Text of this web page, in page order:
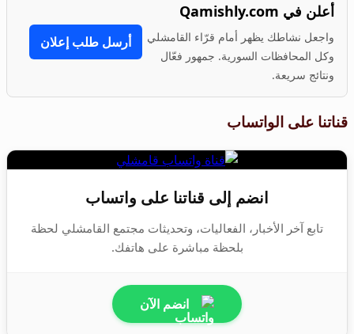
أعلن في Qamishly.com
واجعل نشاطك يظهر أمام قرّاء القامشلي
وكل المحافظات السورية. جمهور فعّال
ونتائج سريعة.
أرسل طلب إعلان
قناتنا على الواتساب
انضم إلى قناتنا على واتساب
تابع آخر الأخبار، الفعاليات، وتحديثات مجتمع القامشلي لحظة
بلحظة مباشرة على هاتفك.
انضم الآن